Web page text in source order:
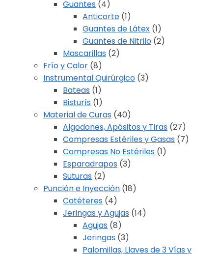
Guantes (4)
Anticorte (1)
Guantes de Látex (1)
Guantes de Nitrilo (2)
Mascarillas (2)
Frío y Calor (8)
Instrumental Quirúrgico (3)
Bateas (1)
Bisturís (1)
Material de Curas (40)
Algodones, Apósitos y Tiras (27)
Compresas Estériles y Gasas (7)
Compresas No Estériles (1)
Esparadrapos (3)
Suturas (2)
Punción e Inyección (18)
Catéteres (4)
Jeringas y Agujas (14)
Agujas (8)
Jeringas (3)
Palomillas, Llaves de 3 Vías y